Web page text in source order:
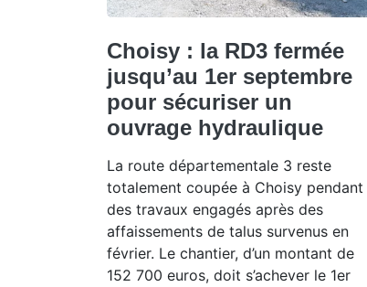
Choisy : la RD3 fermée
jusqu’au 1er septembre
pour sécuriser un
ouvrage hydraulique
La route départementale 3 reste
totalement coupée à Choisy pendant
des travaux engagés après des
affaissements de talus survenus en
février. Le chantier, d’un montant de
152 700 euros, doit s’achever le 1er